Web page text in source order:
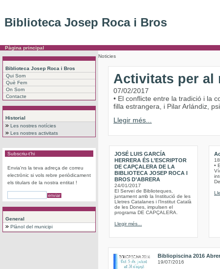
Biblioteca Josep Roca i Bros
Pàgina principal
Biblioteca Josep Roca i Bros
Qui Som
Què Fem
On Som
Contacte
Historial
Les nostres notícies
Les nostres activitats
Subscriu-t'hi
Envia'ns la teva adreça de correu
electrònic si vols rebre periòdicament
els titulars de la nostra entitat !
General
Plànol del municipi
Noticies
Activitats per al
07/02/2017
• El conflicte entre la tradició i la
filla estrangera, i Pilar Arlándiz,
Llegir més...
JOSÉ LUIS GARCÍA
HERRERA ÉS L’ESCRIPTOR
DE CAPÇALERA DE LA
BIBLIOTECA JOSEP ROCA I
BROS D’ABRERA
24/01/2017
El Servei de Biblioteques,
juntament amb la Institució de les
Lletres Catalanes i l’Institut Català
de les Dones, impulsen el
programa DE CAPÇALERA.
Llegir més...
•
Bibliopiscina 2016
19/07/2016